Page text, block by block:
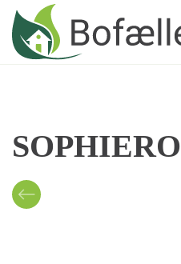
Skip to main content
SOPHIERO